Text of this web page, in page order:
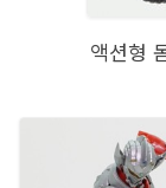
액션형